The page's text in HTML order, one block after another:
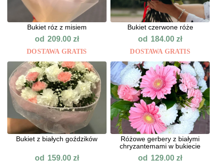
Bukiet róz z misiem
od 209.00 zł
DOSTAWA GRATIS
Bukiet czerwone róże
od 184.00zł
DOSTAWA GRATIS
Bukiet z białych goździków
od 159.00 zł
Różowe gerbery z białymi
chryzantemami w bukiecie
od 129.00zł